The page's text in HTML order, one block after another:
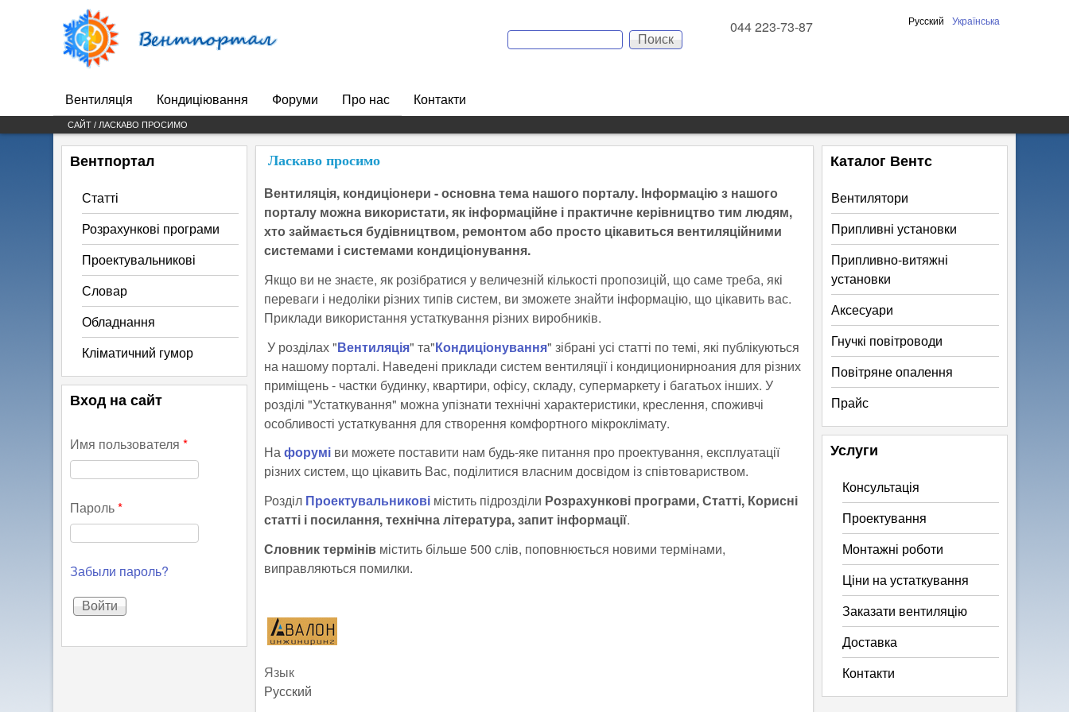
содержанию
Вентпортал
Форма поиска
Поиск 044 223-73-87 Русский Українська
Main menu
Вентиляцiя Кондиціювання Форуми Про нас Контакти
САЙТ / ЛАСКАВО ПРОСИМО
Ласкаво просимо
Вентиляція, кондиціонери - основна тема нашого порталу. Інформацію з нашого
порталу можна використати, як інформаційне і практичне керівництво тим людям,
хто займається будівництвом, ремонтом або просто цікавиться вентиляційними
системами і системами кондиціонування.
Якщо ви не знаєте, як розібратися у величезній кількості пропозицій, що саме треба, які
переваги і недоліки різних типів систем, ви зможете знайти інформацію, що цікавить вас.
Приклади використання устаткування різних виробників.
У розділах "Вентиляція" та"Кондиціонування" зібрані усі статті по темі, які публікуються
на нашому порталі. Наведені приклади систем вентиляції і кондиционирноания для різних
приміщень - частки будинку, квартири, офісу, складу, супермаркету і багатьох інших. У
розділі "Устаткування" можна упізнати технічні характеристики, креслення, споживчі
особливості устаткування для створення комфортного мікроклімату.
Нафорумі ви можете поставити нам будь-яке питання про проектування, експлуатації
різних систем, що цікавить Вас, поділитися власним досвідом із співтовариством.
Розділ Проектувальникові містить підрозділи Розрахункові програми, Статті, Корисні
статті і посилання, технічна література, запит інформації.
Словник термінів містить більше 500 слів, поповнюється новими термінами,
виправляються помилки.
Язык
Русский
Вентпортал
Статті
Розрахункові програми
Проектувальникові
Словар
Обладнання
Кліматичний гумор
Вход на сайт
Имя пользователя*
Пароль*
Забыли пароль?
Каталог Вентс
Вентилятори
Припливні установки
Припливно-витяжні
установки
Аксесуари
Гнучкі повітроводи
Повітряне опалення
Прайс
Услуги
Консультація
Проектування
Монтажні роботи
Ціни на устаткування
Заказати вентиляцію
Доставка
Контакти